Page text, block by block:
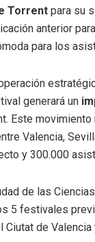
Torrent para su
anterior
para los
generará un
. Este
Valencia,
y 300.000
de las
5 festivales
de Valencia